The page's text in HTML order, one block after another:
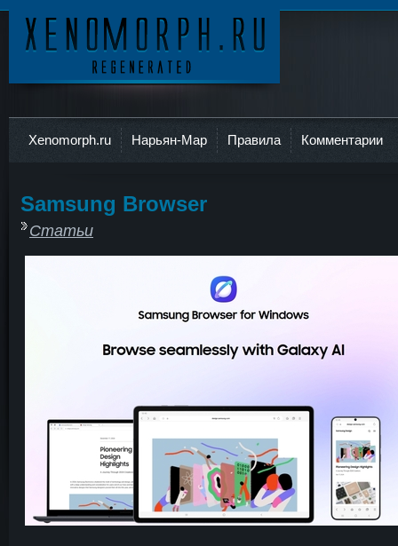
Xenomorph.ru Нарьян-Мар Правила Комментарии
Samsung Browser
Статьи